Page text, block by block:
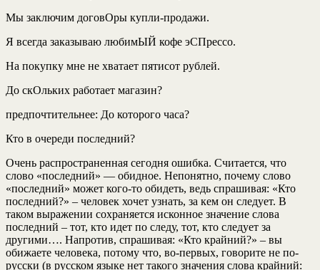
Мы заключим договОры купли-продажи.
Я всегда заказываю любимЫЙ кофе эСПрессо.
На покупку мне не хватает пятисот рублей.
До скОльких работает магазин?
предпочтительнее: До которого часа?
Кто в очереди последний?
Очень распространенная сегодня ошибка. Считается, что
слово «последний» — обидное. Непонятно, почему слово
«последний» может кого-то обидеть, ведь спрашивая: «Кто
последний?» – человек хочет узнать, за кем он следует. В
таком выражении сохраняется исконное значение слова
последний – тот, кто идет по следу, тот, кто следует за
другими…. Напротив, спрашивая: «Кто крайний?» – вы
обижаете человека, потому что, во-первых, говорите не по-
русски (в русском языке нет такого значения слова крайний: